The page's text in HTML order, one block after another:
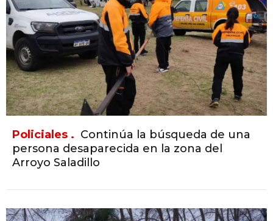
Policiales . Continúa la búsqueda de una
persona desaparecida en la zona del
Arroyo Saladillo